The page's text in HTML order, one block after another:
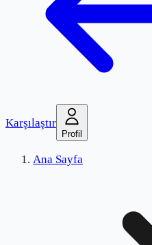
Karşılaştır
Profil
Ana Sayfa